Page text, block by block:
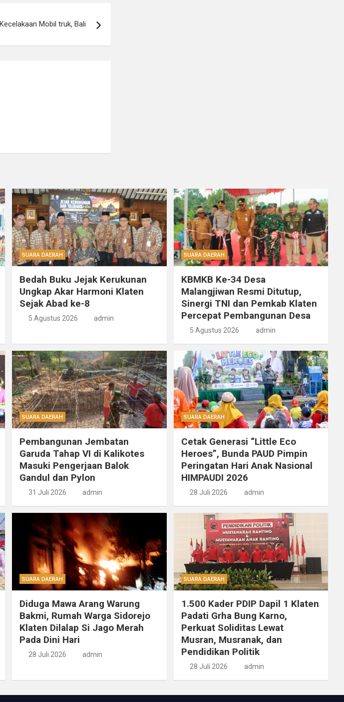
Kecelakaan Mobil truk, Bali
SUARA DAERAH
Bedah Buku Jejak Kerukunan
Ungkap Akar Harmoni Klaten
Sejak Abad ke-8
5 Agustus 2026 admin
SUARA DAERAH
KBMKB Ke-34 Desa
Malangjiwan Resmi Ditutup,
Sinergi TNI dan Pemkab Klaten
Percepat Pembangunan Desa
5 Agustus 2026 admin
SUARA DAERAH
Pembangunan Jembatan
Garuda Tahap VI di Kalikotes
Masuki Pengerjaan Balok
Gandul dan Pylon
31 Juli 2026 admin
SUARA DAERAH
Cetak Generasi “Little Eco
Heroes”, Bunda PAUD Pimpin
Peringatan Hari Anak Nasional
HIMPAUDI 2026
28 Juli 2026 admin
SUARA DAERAH
Diduga Mawa Arang Warung
Bakmi, Rumah Warga Sidorejo
Klaten Dilalap Si Jago Merah
Pada Dini Hari
28 Juli 2026 admin
SUARA DAERAH
1.500 Kader PDIP Dapil 1 Klaten
Padati Grha Bung Karno,
Perkuat Soliditas Lewat
Musran, Musranak, dan
Pendidikan Politik
28 Juli 2026 admin